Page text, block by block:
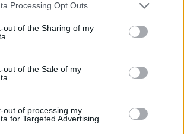
Processing Opt Outs
out of the Sharing of my
out of the Sale of my
out of processing my
for Targeted Advertising.
έχει σκοπό να
από 27 χιλιάδες χιλιόμετρα με
αυτοκίνητο της Nissan.
03.04.2023